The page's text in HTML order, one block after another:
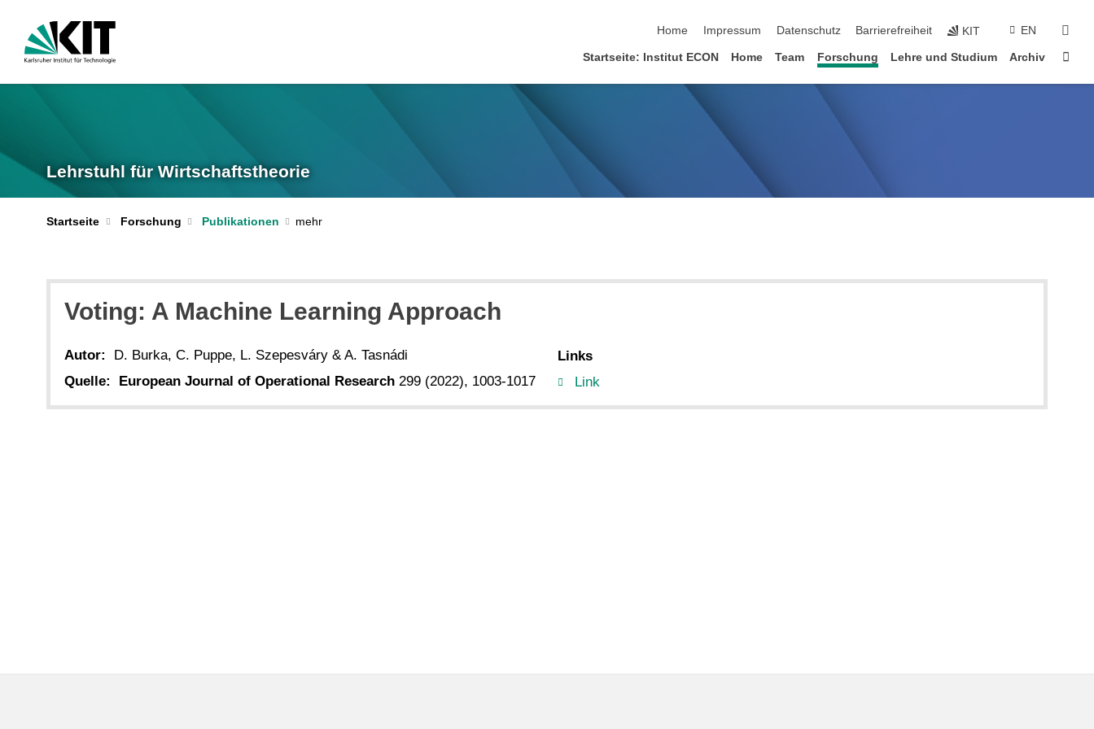
Home
Impressum Datenschutz Barrierefreiheit KIT EN
Startseite: Institut ECON Home Team Forschung Lehre und Studium Archiv
Lehrstuhl für Wirtschaftstheorie
Startseite Forschung Publikationen
Voting: A Machine Learning Approach
Autor:
D. Burka, C. Puppe, L. Szepesváry & A. Tasnádi
Quelle:
European Journal of Operational Research 299 (2022), 1003-1017
Links
Link